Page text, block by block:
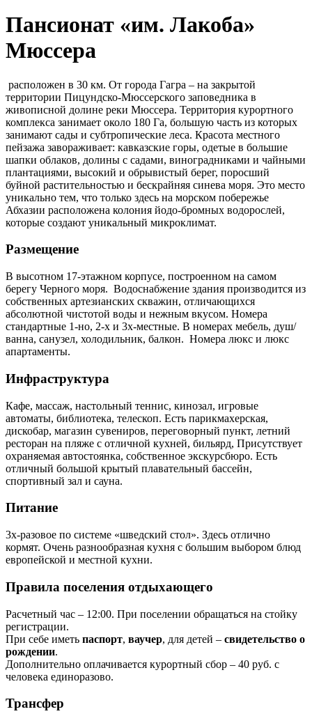
Пансионат «им. Лакоба»
Мюссера
расположен в 30 км. От города Гагра – на закрытой
территории Пицундско-Мюссерского заповедника в
живописной долине реки Мюссера. Территория курортного
комплекса занимает около 180 Га, большую часть из которых
занимают сады и субтропические леса. Красота местного
пейзажа завораживает: кавказские горы, одетые в большие
шапки облаков, долины с садами, виноградниками и чайными
плантациями, высокий и обрывистый берег, поросший
буйной растительностью и бескрайняя синева моря. Это место
уникально тем, что только здесь на морском побережье
Абхазии расположена колония йодо-бромных водорослей,
которые создают уникальный микроклимат.
Размещение
В высотном 17-этажном корпусе, построенном на самом
берегу Черного моря. Водоснабжение здания производится из
собственных артезианских скважин, отличающихся
абсолютной чистотой воды и нежным вкусом. Номера
стандартные 1-но, 2-х и 3х-местные. В номерах мебель, душ/
ванна, санузел, холодильник, балкон. Номера люкс и люкс
апартаменты.
Инфраструктура
Кафе, массаж, настольный теннис, кинозал, игровые
автоматы, библиотека, телескоп. Есть парикмахерская,
дискобар, магазин сувениров, переговорный пункт, летний
ресторан на пляже с отличной кухней, бильярд, Присутствует
охраняемая автостоянка, собственное экскурсбюро. Есть
отличный большой крытый плавательный бассейн,
спортивный зал и сауна.
Питание
3х-разовое по системе «шведский стол». Здесь отлично
кормят. Очень разнообразная кухня с большим выбором блюд
европейской и местной кухни.
Правила поселения отдыхающего
Расчетный час – 12:00. При поселении обращаться на стойку
регистрации.
При себе иметь паспорт, ваучер, для детей – свидетельство о
рождении.
Дополнительно оплачивается курортный сбор – 40 руб. с
человека единоразово.
Трансфер